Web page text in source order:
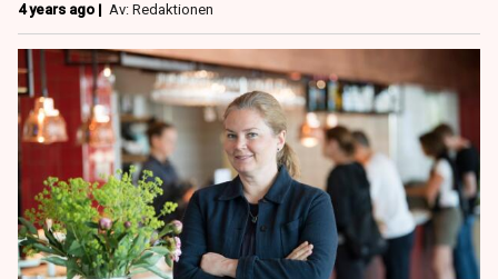
4 years ago | Av: Redaktionen